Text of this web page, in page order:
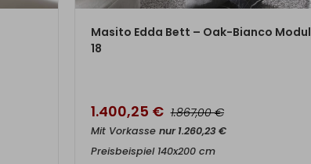
ZUM PRODUKT
Masito Edda Bett – Oak-Bianco Modul
18
1.400,25 € 1.867,00€
Mit Vorkasse nur1.260,23€
Preisbeispiel 140x200 cm